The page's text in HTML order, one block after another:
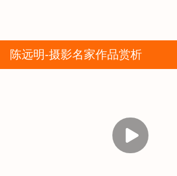
陈远明-摄影名家作品赏析